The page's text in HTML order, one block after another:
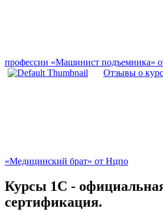
профессии «Машинист подъемника»
Отзывы о
«Медицинский брат» от Нцпо
Курсы 1С -
сертификация.